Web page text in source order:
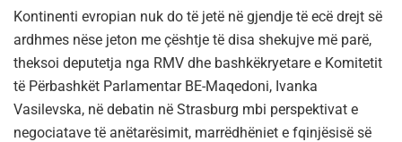
Kontinenti evropian nuk do të jetë në gjendje të ecë drejt së
ardhmes nëse jeton me çështje të disa shekujve më parë,
theksoi deputetja nga RMV dhe bashkëkryetare e Komitetit
të Përbashkët Parlamentar BE-Maqedoni, Ivanka
Vasilevska, në debatin në Strasburg mbi perspektivat e
negociatave të anëtarësimit, marrëdhëniet e fqinjësisë së